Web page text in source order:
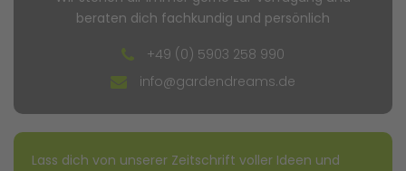
beraten dich fachkundig und persönlich
+49 (0) 5903 258 990
info@gardendreams.de
Lass dich von unserer Zeitschrift voller Ideen und